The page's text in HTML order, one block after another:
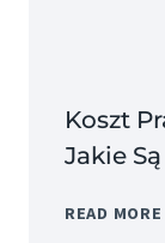
Koszt
Jakie
READ MORE